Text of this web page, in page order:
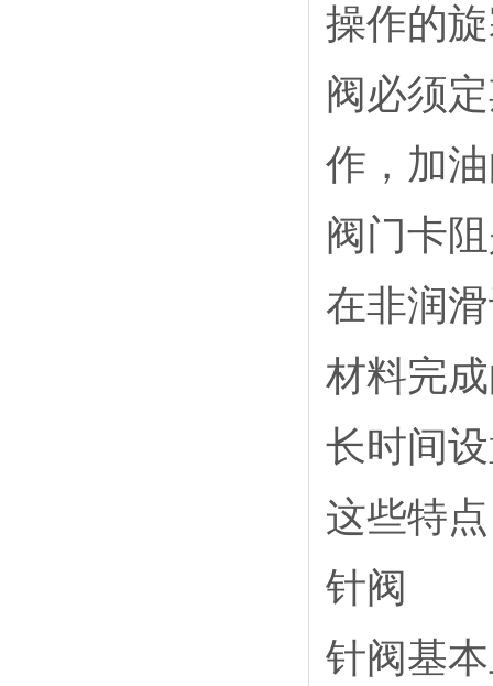
操作的
阀必须
作，加
阀门卡
在非润
材料完
长时间
这些特
针阀
针阀基